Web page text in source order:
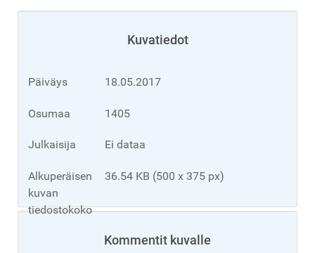
Kuvatiedot
Päiväys 18.05.2017
Osumaa 1405
Julkaisija Ei dataa
Alkuperäisen
kuvan
tiedostokoko
36.54 KB (500 x 375 px)
Kommentit kuvalle